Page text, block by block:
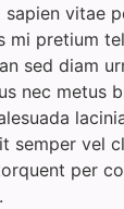
vitae
mi pretium
sed diam
nec metus
semper vel
per